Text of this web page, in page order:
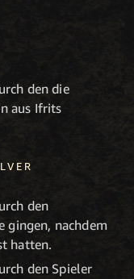
den die
aus Ifrits
den
gingen, nachdem
hatten.
den Spieler